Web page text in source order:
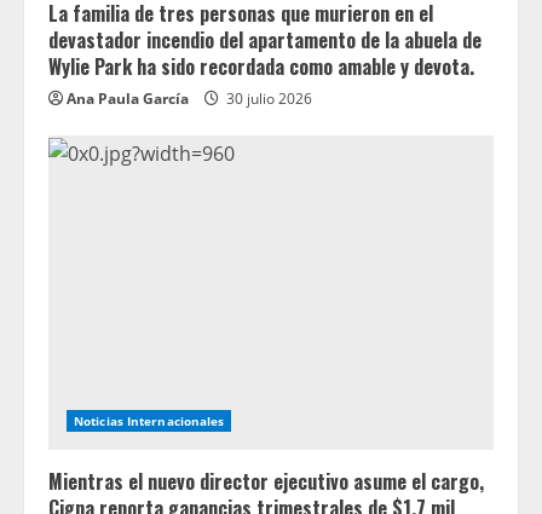
La familia de tres personas que murieron en el
devastador incendio del apartamento de la abuela de
Wylie Park ha sido recordada como amable y devota.
Ana Paula García 30 julio 2026
Noticias Internacionales
Mientras el nuevo director ejecutivo asume el cargo,